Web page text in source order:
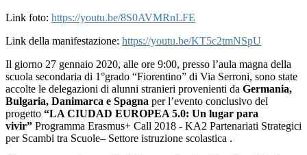
Link foto: https://youtu.be/8S0AVMRnLFE
Link della manifestazione: https://youtu.be/KT5c2tmNSpU
Il giorno 27 gennaio 2020, alle ore 9:00, presso l’aula magna della
scuola secondaria di 1°grado “Fiorentino” di Via Serroni, sono state
accolte le delegazioni di alunni stranieri provenienti da Germania,
Bulgaria, Danimarca e Spagna per l’evento conclusivo del
progetto “LA CIUDAD EUROPEA 5.0: Un lugar para
vivir” Programma Erasmus+ Call 2018 - KA2 Partenariati Strategici
per Scambi tra Scuole– Settore istruzione scolastica .